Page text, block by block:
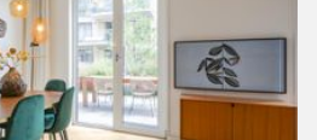
Oost en verder zijn er
tandartsen, huisartsen en